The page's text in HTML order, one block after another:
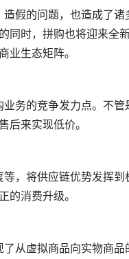
同时，拼购也将迎来全
生态矩阵。
来实现低价。
消费升级。